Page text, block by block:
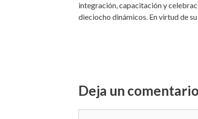
integración, capacitación y
dieciocho dinámicos. En virtud de
Deja un comentario